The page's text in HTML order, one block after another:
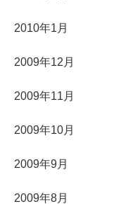
2010年1月
2009年12月
2009年11月
2009年10月
2009年9月
2009年8月